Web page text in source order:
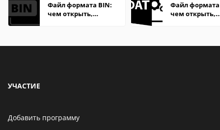
Файл формата BIN:
чем открыть,
Файл формата
чем открыть,
УЧАСТИЕ
Добавить программу